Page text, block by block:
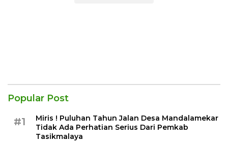
Popular Post
#1
Miris ! Puluhan Tahun Jalan Desa Mandalamekar
Tidak Ada Perhatian Serius Dari Pemkab
Tasikmalaya